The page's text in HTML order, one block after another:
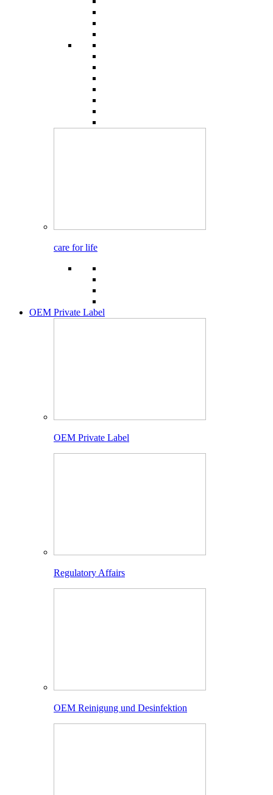
care for life
OEM Private Label
OEM Private Label
Regulatory Affairs
OEM Reinigung und Desinfektion